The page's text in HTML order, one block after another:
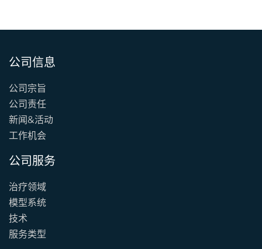
公司信息
公司宗旨
公司责任
新闻&活动
工作机会
公司服务
治疗领域
模型系统
技术
服务类型